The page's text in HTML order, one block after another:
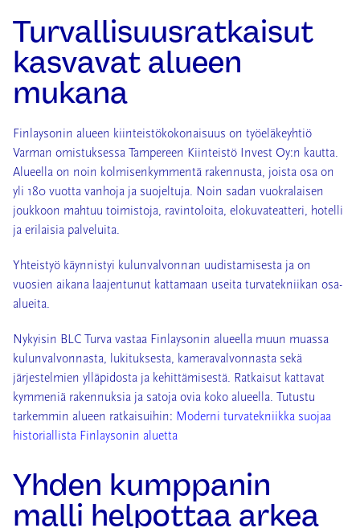
Turvallisuusratkaisut
kasvavat alueen
mukana
Finlaysonin alueen kiinteistökokonaisuus on työeläkeyhtiö
Varman omistuksessa Tampereen Kiinteistö Invest Oy:n kautta.
Alueella on noin kolmisenkymmentä rakennusta, joista osa on
yli 180 vuotta vanhoja ja suojeltuja. Noin sadan vuokralaisen
joukkoon mahtuu toimistoja, ravintoloita, elokuvateatteri, hotelli
ja erilaisia palveluita.
Yhteistyö käynnistyi kulunvalvonnan uudistamisesta ja on
vuosien aikana laajentunut kattamaan useita turvatekniikan osa-
alueita.
Nykyisin BLC Turva vastaa Finlaysonin alueella muun muassa
kulunvalvonnasta, lukituksesta, kameravalvonnasta sekä
järjestelmien ylläpidosta ja kehittämisestä. Ratkaisut kattavat
kymmeniä rakennuksia ja satoja ovia koko alueella. Tutustu
tarkemmin alueen ratkaisuihin: Moderni turvatekniikka suojaa
historiallista Finlaysonin aluetta
Yhden kumppanin
malli helpottaa arkea